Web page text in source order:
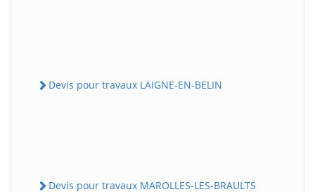
Devis pour travaux LAIGNE-EN-BELIN
Devis pour travaux MAROLLES-LES-BRAULTS